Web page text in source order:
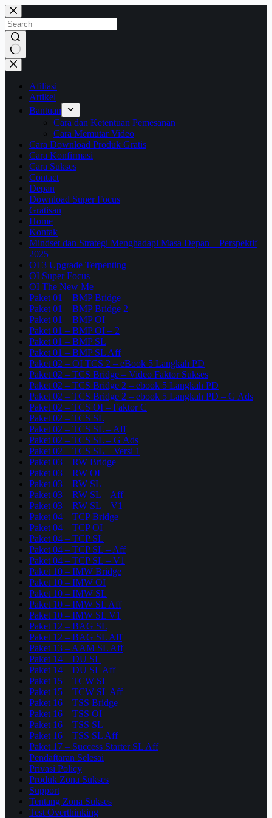
Skip
to
content
No
results
Afiliasi
Artikel
Bantuan
Cara dan Ketentuan Pemesanan
Cara Memutar Video
Cara Download Produk Gratis
Cara Konfirmasi
Cara Sukses
Contact
Depan
Download Super Focus
Gratisan
Home
Kontak
Mindset dan Strategi Menghadapi Masa Depan – Perspektif
2025
OI 3 Upgrade Terpenting
OI Super Focus
OI The New Me
Paket 01 – BMP Bridge
Paket 01 – BMP Bridge 2
Paket 01 – BMP OI
Paket 01 – BMP OI – 2
Paket 01 – BMP SL
Paket 01 – BMP SL Aff
Paket 02 – OI TCS 2 – eBook 5 Langkah PD
Paket 02 – TCS Bridge – Video Faktor Sukses
Paket 02 – TCS Bridge 2 – ebook 5 Langkah PD
Paket 02 – TCS Bridge 2 – ebook 5 Langkah PD – G Ads
Paket 02 – TCS OI – Faktor C
Paket 02 – TCS SL
Paket 02 – TCS SL – Aff
Paket 02 – TCS SL – G Ads
Paket 02 – TCS SL – Versi 1
Paket 03 – RW Bridge
Paket 03 – RW OI
Paket 03 – RW SL
Paket 03 – RW SL – Aff
Paket 03 – RW SL – V1
Paket 04 – TCP Bridge
Paket 04 – TCP OI
Paket 04 – TCP SL
Paket 04 – TCP SL – Aff
Paket 04 – TCP SL – V1
Paket 10 – IMW Bridge
Paket 10 – IMW OI
Paket 10 – IMW SL
Paket 10 – IMW SL Aff
Paket 10 – IMW SL V1
Paket 12 – BAG SL
Paket 12 – BAG SL Aff
Paket 13 – AAM SL Aff
Paket 14 – DU SL
Paket 14 – DU SL Aff
Paket 15 – TCW SL
Paket 15 – TCW SL Aff
Paket 16 – TSS Bridge
Paket 16 – TSS OI
Paket 16 – TSS SL
Paket 16 – TSS SL Aff
Paket 17 – Success Starter SL Aff
Pendaftaran Selesai
Privasi Policy
Produk Zona Sukses
Support
Tentang Zona Sukses
Test Overthinking